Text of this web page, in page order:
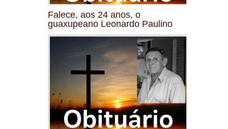
Falece, aos 24 anos, o
guaxupeano Leonardo Paulino